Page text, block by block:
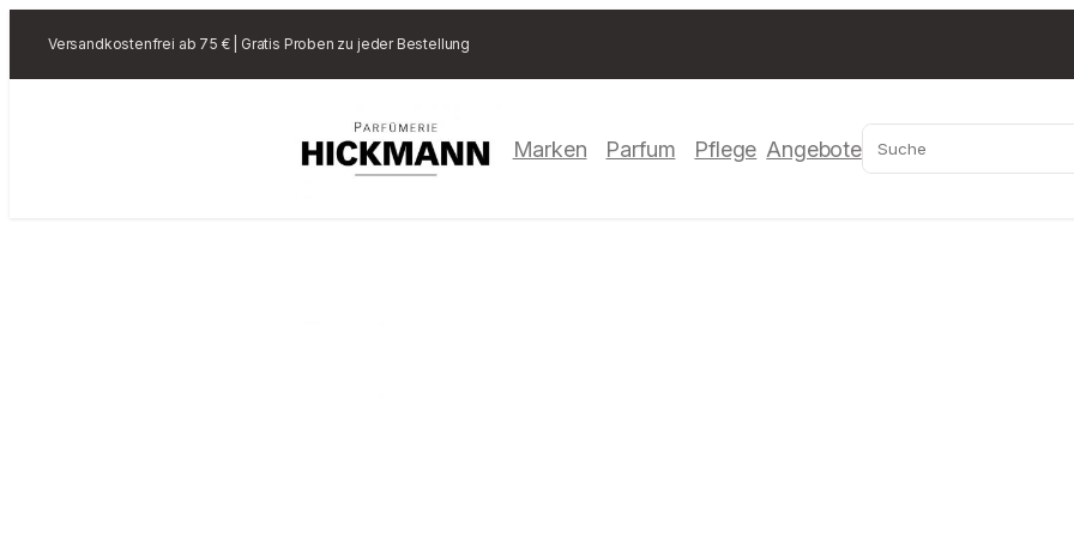
Versandkostenfrei ab 75 € | Gratis Proben zu jeder Bestellung
Marken Parfum Pflege Angebote Suchen